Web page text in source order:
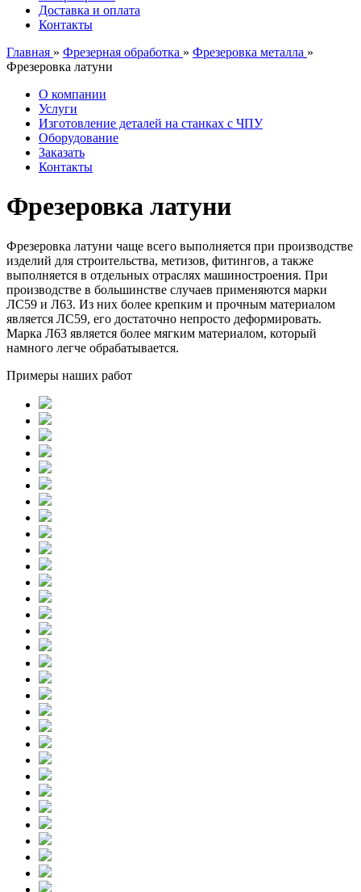
Доставка и оплата
Контакты
Главная » Фрезерная обработка » Фрезеровка металла »
Фрезеровка латуни
О компании
Услуги
Изготовление деталей на станках с ЧПУ
Оборудование
Заказать
Контакты
Фрезеровка латуни
Фрезеровка латуни чаще всего выполняется при производстве
изделий для строительства, метизов, фитингов, а также
выполняется в отдельных отраслях машиностроения. При
производстве в большинстве случаев применяются марки
ЛС59 и Л63. Из них более крепким и прочным материалом
является ЛС59, его достаточно непросто деформировать.
Марка Л63 является более мягким материалом, который
намного легче обрабатывается.
Примеры наших работ